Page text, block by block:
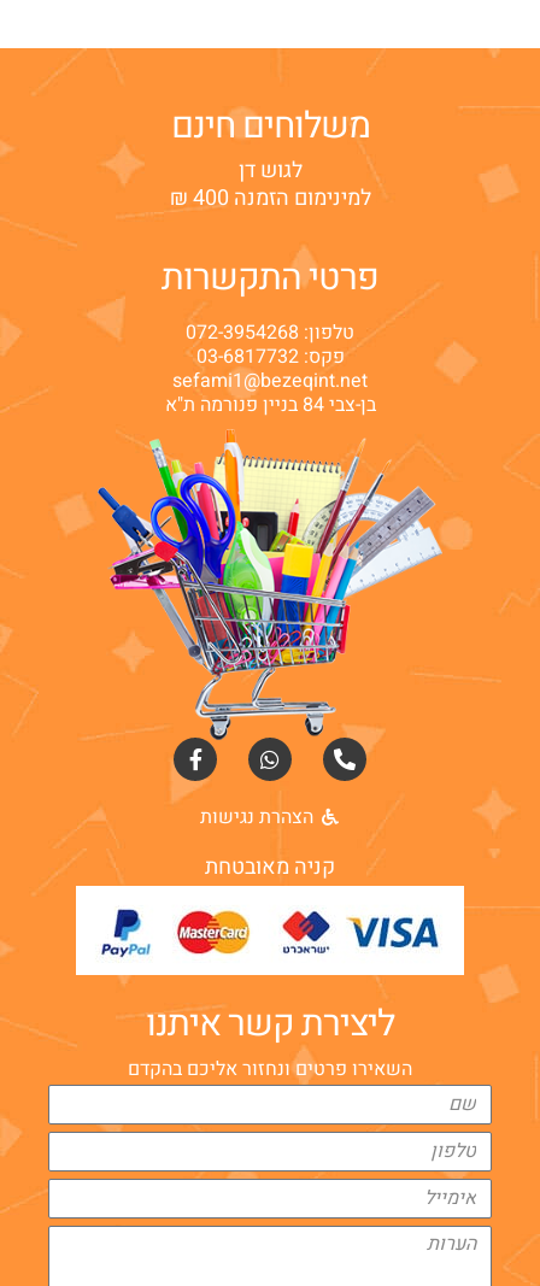
משלוחים חינם
לגוש דן
למינימום הזמנה 400 ₪
פרטי התקשרות
טלפון: 072-3954268
פקס: 03-6817732
sefami1@bezeqint.net
בן-צבי 84 בניין פנורמה ת"א
הצהרת נגישות
קניה מאובטחת
ליצירת קשר איתנו
השאירו פרטים ונחזור אליכם בהקדם